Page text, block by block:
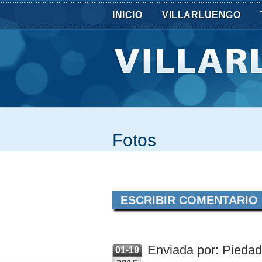
INICIO VILLARLUENGO
Fotos
ESCRIBIR COMENTARIO
01-19
Enviada por: Piedad